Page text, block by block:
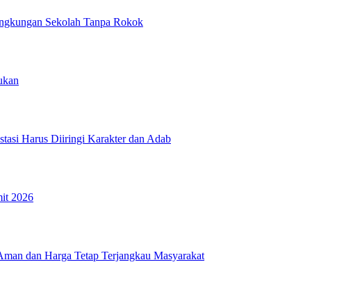
Sekolah Tanpa Rokok
Harus Diiringi Karakter dan Adab
2026
dan Harga Tetap Terjangkau Masyarakat